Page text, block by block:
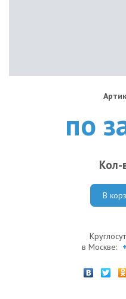
по
Кол-
В
в Москве: